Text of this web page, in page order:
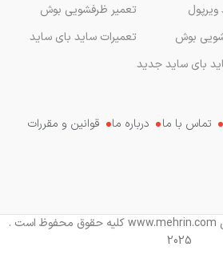
تعمیر ظرفشویی بوش
تعمیرات ساید بای ساید
بوش
بای ساید جدید
تماس با ما درباره ما قوانین و مقررات
طراحی شده با مهرین دیزاین www.mehrin.com کلیه حقوق محفوظ است .
2025